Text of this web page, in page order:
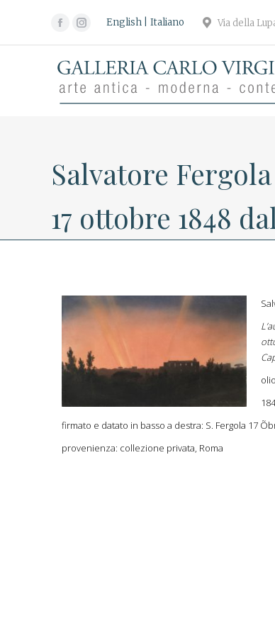
Facebook
page
opens
in
new
Instagram
page
opens
in
new
English Italiano Via della
Salvatore
17 ottobre 1848
firmato e datato in basso a destra: S. Fergola 17
provenienza: collezione privata, Roma